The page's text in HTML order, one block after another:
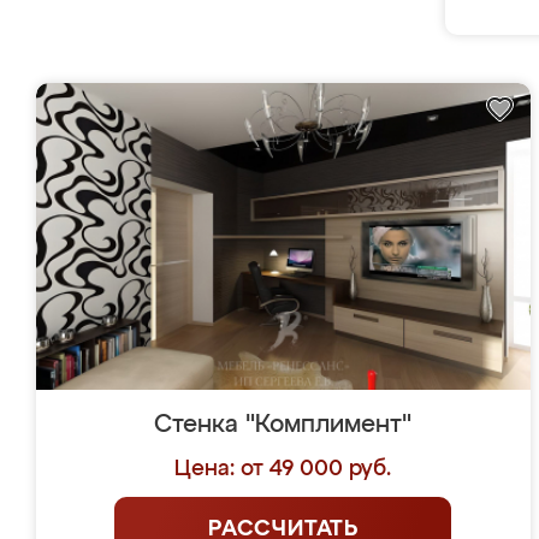
Стенка "Комплимент"
Цена: от 49 000 руб.
РАССЧИТАТЬ